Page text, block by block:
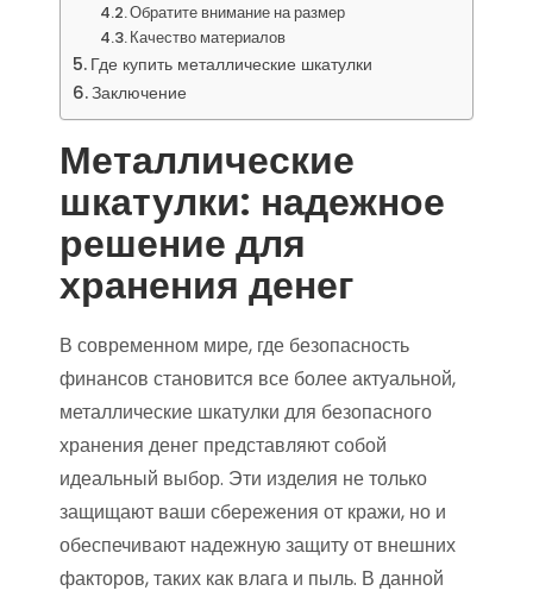
Обратите внимание на размер
Качество материалов
Где купить металлические шкатулки
Заключение
Металлические
шкатулки: надежное
решение для
хранения денег
В современном мире, где безопасность
финансов становится все более актуальной,
металлические шкатулки для безопасного
хранения денег представляют собой
идеальный выбор. Эти изделия не только
защищают ваши сбережения от кражи, но и
обеспечивают надежную защиту от внешних
факторов, таких как влага и пыль. В данной